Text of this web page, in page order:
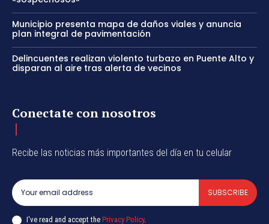
Municipio presenta mapa de daños viales y anuncia
plan integral de pavimentación
Delincuentes realizan violento turbazo en Puente Alto y
disparan al aire tras alerta de vecinos
Conectate con nosotros
Recibe las noticias más importantes del día en tu celular
SUBSCRIBE
I've read and accept the Privacy Policy.